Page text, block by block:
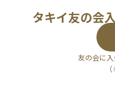
タキイ友の会
友の会に